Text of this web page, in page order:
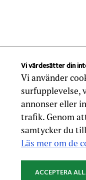
Vi värdesätter din
Vi använder
surfupplevelse,
annonser eller
trafik. Genom
samtycker du
Läs mer om de
ACCEPTERA